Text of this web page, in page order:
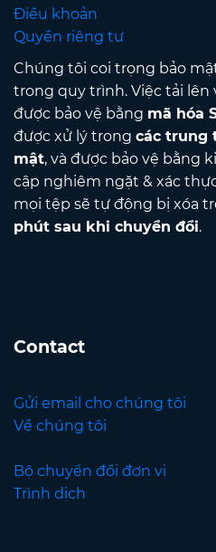
Điều khoản
Quyền riêng tư
Chúng tôi coi trọng bảo
trong quy trình. Việc tải lên
được bảo vệ bằng mã hóa
được xử lý trong các trung
mật, và được bảo vệ bằng
cập nghiêm ngặt & xác
mọi tệp sẽ tự động bị xóa
phút sau khi chuyển đổi.
Contact
Gửi email cho chúng tôi
Về chúng tôi
Bộ chuyển đổi đơn vị
Trình dịch